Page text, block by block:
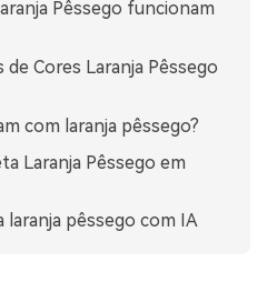
Pêssego funcionam
de Cores Laranja Pêssego
com laranja pêssego?
Laranja Pêssego em
laranja pêssego com IA